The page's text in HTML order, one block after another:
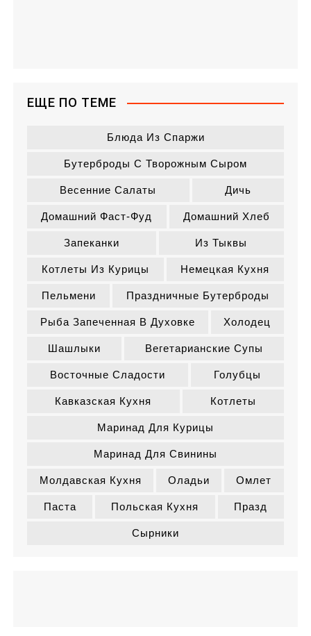
ЕЩЕ ПО ТЕМЕ
Блюда Из Спаржи
Бутерброды С Творожным Сыром
Весенние Салаты Дичь
Домашний Фаст-Фуд Домашний Хлеб
Запеканки Из Тыквы
Котлеты Из Курицы Немецкая Кухня
Пельмени Праздничные Бутерброды
Рыба Запеченная В Духовке Холодец
Шашлыки Вегетарианские Супы
Восточные Сладости Голубцы
Кавказская Кухня Котлеты
Маринад Для Курицы
Маринад Для Свинины
Молдавская Кухня Оладьи Омлет
Паста Польская Кухня Празд
Сырники